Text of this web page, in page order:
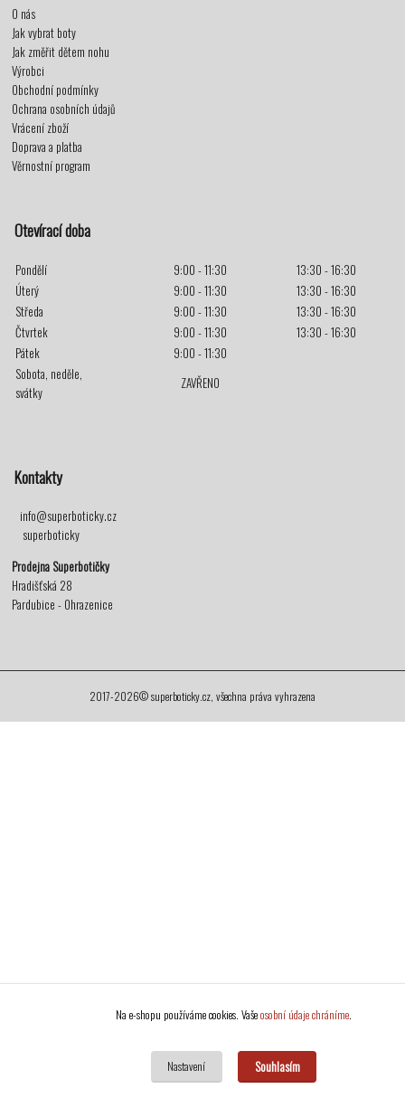
O nás
Jak vybrat boty
Jak změřit dětem nohu
Výrobci
Obchodní podmínky
Ochrana osobních údajů
Vrácení zboží
Doprava a platba
Věrnostní program
Otevírací doba
Pondělí 9:00 - 11:30
13:30 - 16:30
Úterý
9:00 - 11:30
13:30 - 16:30
Středa
9:00 - 11:30
13:30 - 16:30
Čtvrtek
9:00 - 11:30
13:30 - 16:30
Pátek
9:00 - 11:30
Sobota, neděle,
svátky
ZAVŘENO
Kontakty
info@superboticky.cz
superboticky
Prodejna Superbotičky
Hradišťská 28
Pardubice - Ohrazenice
2017-2026© superboticky.cz, všechna práva vyhrazena
Na e-shopu používáme cookies. Vašeosobní údaje chráníme.
Nastavení Souhlasím